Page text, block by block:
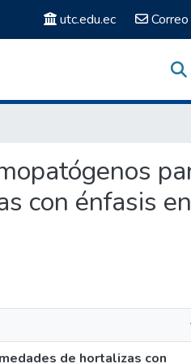
utc.edu.ec
con énfasis en
de hortalizas con